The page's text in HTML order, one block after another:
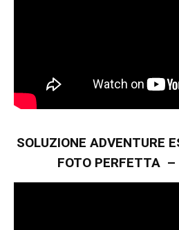
SOLUZIONE ADVENTURE
FOTO PERFETTA –